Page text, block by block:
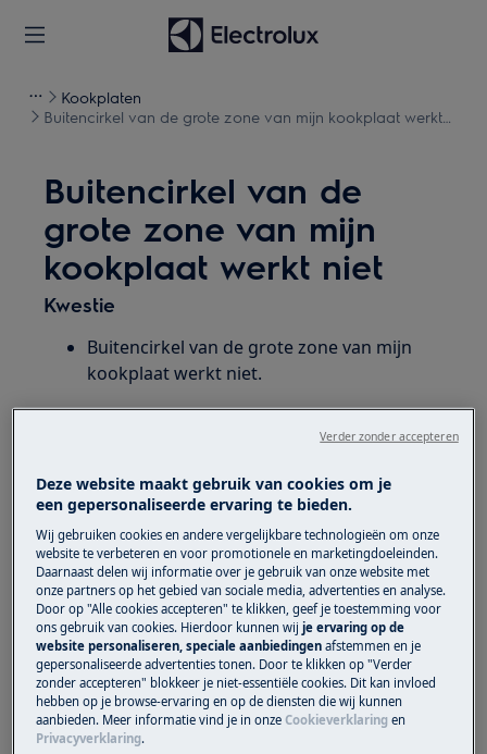
Kookplaten
Buitencirkel van de grote zone van mijn kookplaat werkt
Buitencirkel van de
grote zone van mijn
kookplaat werkt niet
Kwestie
Buitencirkel van de grote zone van mijn
kookplaat werkt niet.
Kookplaat Keramisch
Oplossing
Plaats een pan met een diameter die net
zo groot is als de buitenste cirkel van de
zone. Raadpleeg de specificaties van de
pan diameters per zone in de
gebruikershandleiding.Een
gebruikershandleiding kan hier worden
Deze website maakt gebruik van cookies om je
een gepersonaliseerde ervaring te bieden.
Wij gebruiken cookies en andere vergelijkbare technologieën om onze
website te verbeteren en voor promotionele en marketingdoeleinden.
Daarnaast delen wij informatie over je gebruik van onze website met
onze partners op het gebied van sociale media, advertenties en analyse.
Door op "Alle cookies accepteren" te klikken, geef je toestemming voor
ons gebruik van cookies. Hierdoor kunnen wijje ervaring op de
website personaliseren, speciale aanbiedingen afstemmen en je
gepersonaliseerde advertenties tonen. Door te klikken op "Verder
zonder accepteren" blokkeer je niet-essentiële cookies. Dit kan invloed
hebben op je browse-ervaring en op de diensten die wij kunnen
aanbieden. Meer informatie vind je in onzeCookieverklaring en
Privacyverklaring.
Verder zonder accepteren